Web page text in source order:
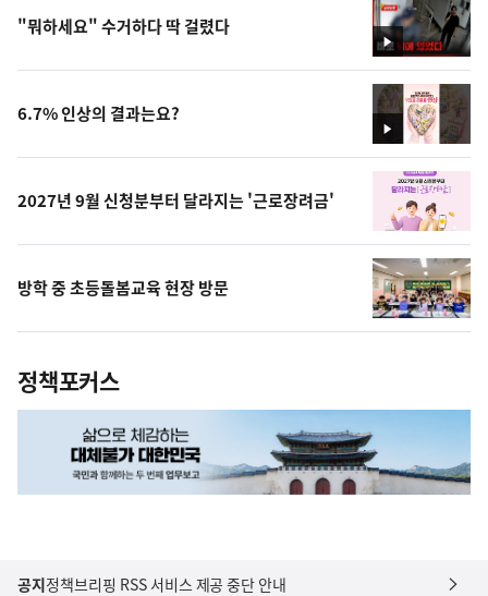
영
상
"뭐하세요" 수거하다 딱 걸렸다
영
상
6.7% 인상의 결과는요?
2027년 9월 신청분부터 달라지는 '근로장려금'
방학 중 초등돌봄교육 현장 방문
정책포커스
공지정책브리핑 RSS 서비스 제공 중단 안내